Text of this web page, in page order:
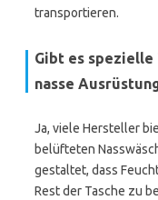
transportieren.
Gibt es
nasse
Ja, viele Hersteller
belüfteten
gestaltet, dass
Rest der Tasche zu